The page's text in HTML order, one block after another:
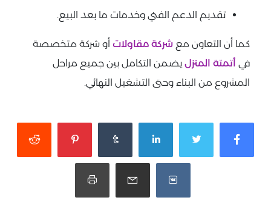
تقديم الدعم الفني وخدمات ما بعد البيع.
كما أن التعاون مع شركة مقاولات أو شركة متخصصة
في أتمتة المنزل يضمن التكامل بين جميع مراحل
المشروع من البناء وحتى التشغيل النهائي.